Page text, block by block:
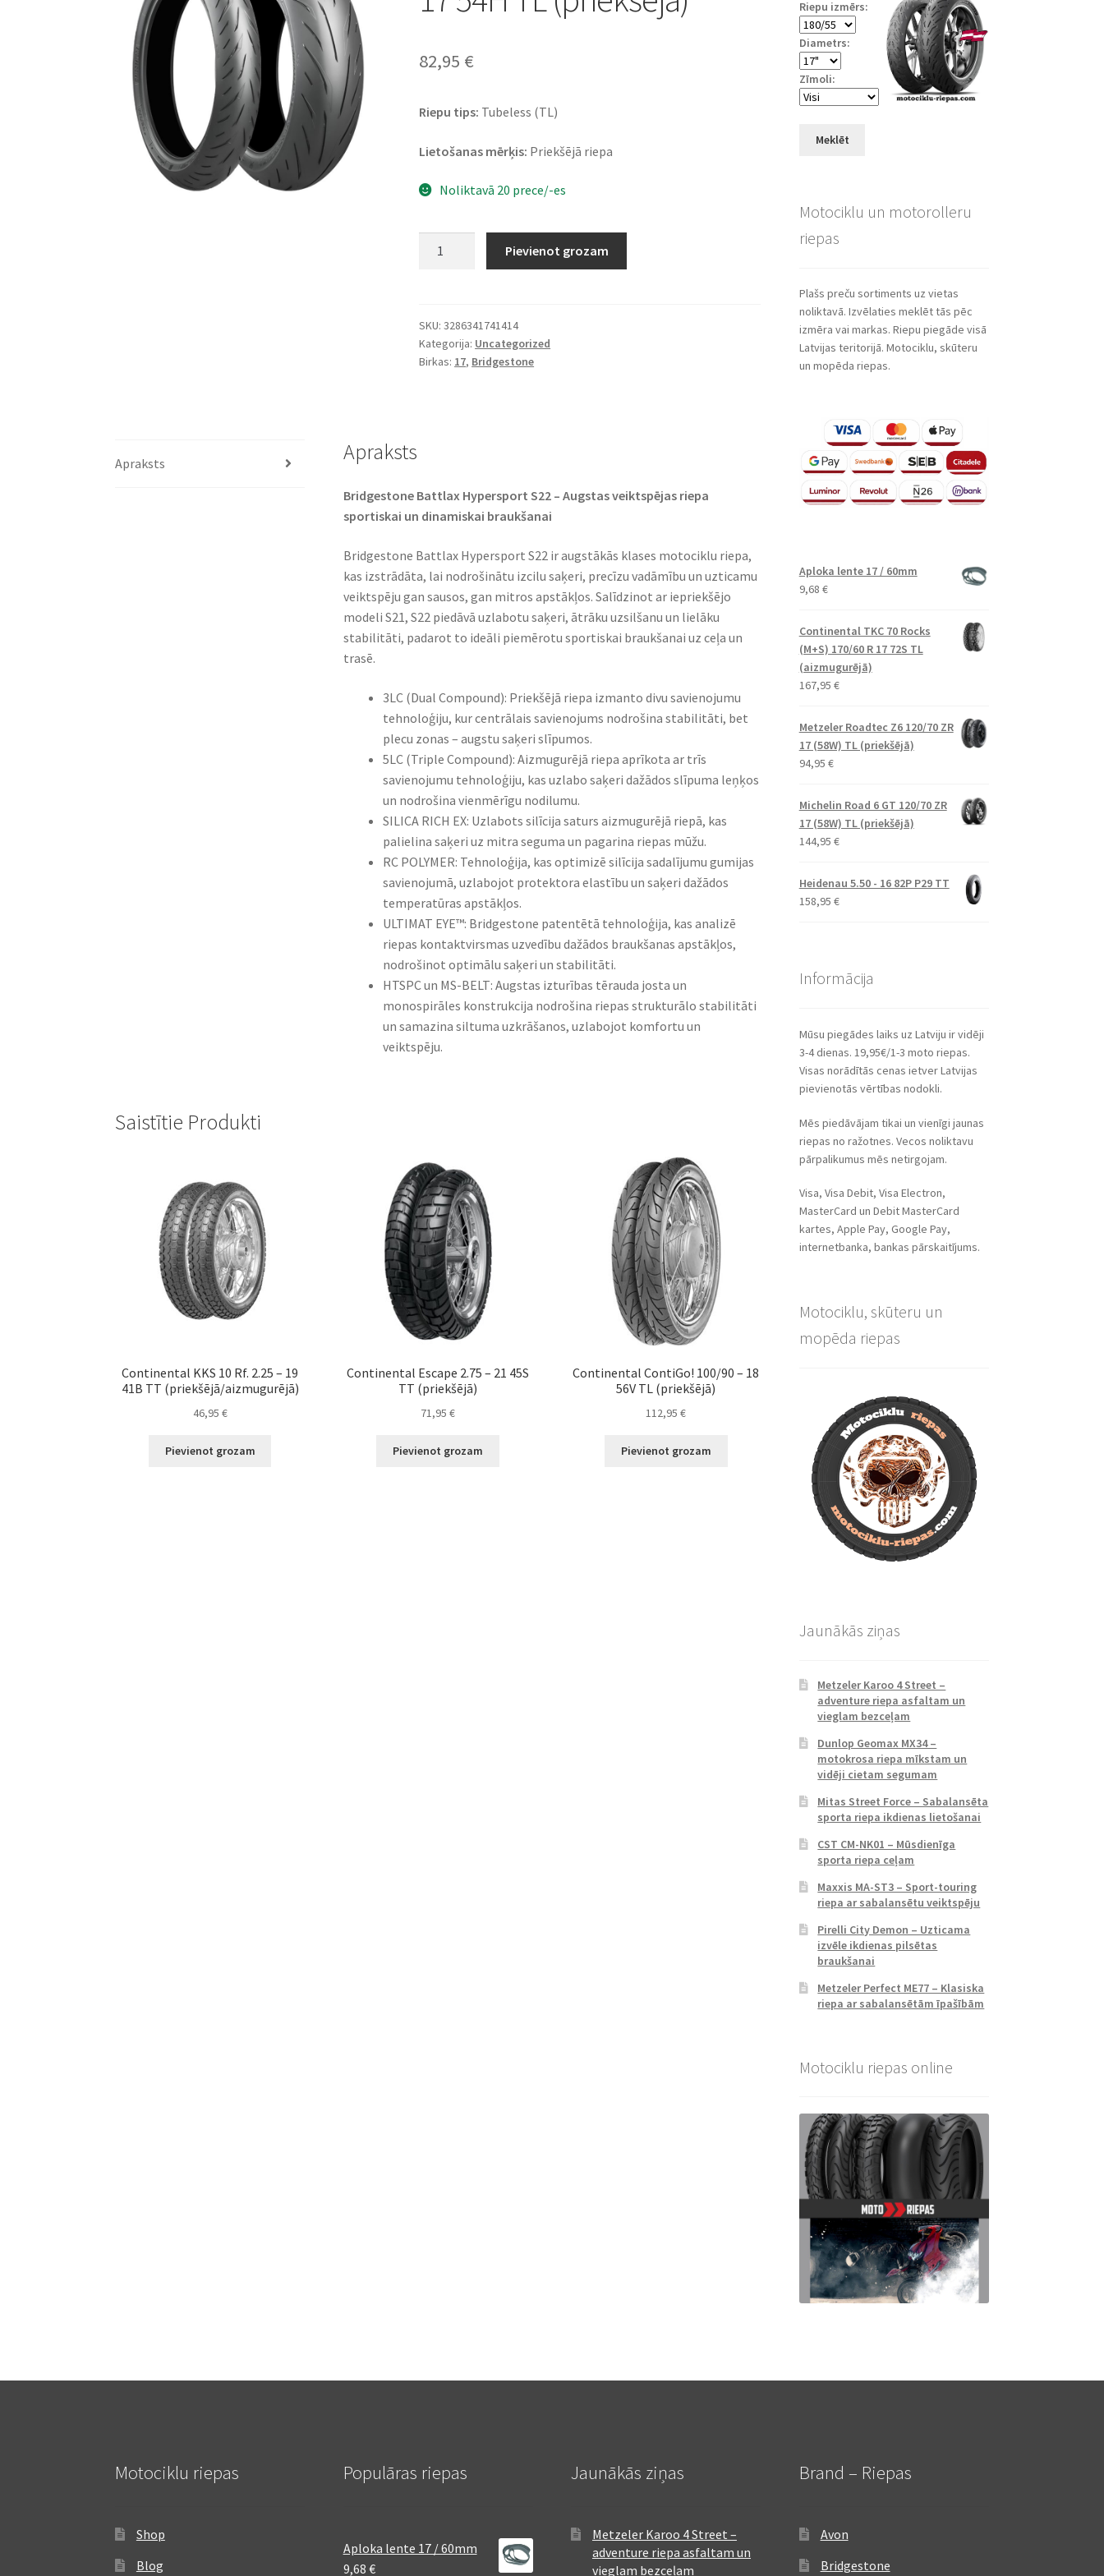
82,95 €
Riepu tips: Tubeless (TL)
Lietošanas mērķis: Priekšējā riepa
Noliktavā 20 prece/-es
R
17
54H
Pievienot grozam
SKU:3286341741414
Kategorija: Uncategorized
Birkas: 17, Bridgestone
Apraksts Apraksts
Bridgestone Battlax Hypersport S22 – Augstas veiktspējas riepa
sportiskai un dinamiskai braukšanai​
Bridgestone Battlax Hypersport S22 ir augstākās klases motociklu riepa,
kas izstrādāta, lai nodrošinātu izcilu saķeri, precīzu vadāmību un uzticamu
veiktspēju gan sausos, gan mitros apstākļos. Salīdzinot ar iepriekšējo
modeli S21, S22 piedāvā uzlabotu saķeri, ātrāku uzsilšanu un lielāku
stabilitāti, padarot to ideāli piemērotu sportiskai braukšanai uz ceļa un
trasē.​
3LC (Dual Compound): Priekšējā riepa izmanto divu savienojumu
tehnoloģiju, kur centrālais savienojums nodrošina stabilitāti, bet
plecu zonas – augstu saķeri slīpumos.​
5LC (Triple Compound): Aizmugurējā riepa aprīkota ar trīs
savienojumu tehnoloģiju, kas uzlabo saķeri dažādos slīpuma leņķos
un nodrošina vienmērīgu nodilumu.​
SILICA RICH EX: Uzlabots silīcija saturs aizmugurējā riepā, kas
palielina saķeri uz mitra seguma un pagarina riepas mūžu.​
RC POLYMER: Tehnoloģija, kas optimizē silīcija sadalījumu gumijas
savienojumā, uzlabojot protektora elastību un saķeri dažādos
temperatūras apstākļos.​
ULTIMAT EYE™: Bridgestone patentētā tehnoloģija, kas analizē
riepas kontaktvirsmas uzvedību dažādos braukšanas apstākļos,
nodrošinot optimālu saķeri un stabilitāti.​
HTSPC un MS-BELT: Augstas izturības tērauda josta un
monospirāles konstrukcija nodrošina riepas strukturālo stabilitāti
un samazina siltuma uzkrāšanos, uzlabojot komfortu un
veiktspēju.​
Saistītie Produkti
Continental KKS 10 Rf. 2.25 – 19
41B TT (priekšējā/aizmugurējā)
46,95 €
Pievienot grozam
Continental Escape 2.75 – 21 45S
TT (priekšējā)
71,95€
Pievienot grozam
Continental ContiGo! 100/90 – 18
56V TL (priekšējā)
112,95€
Pievienot grozam
Riepu izmērs:
Diametrs:
Zīmoli:
Meklēt
Motociklu un motorolleru
riepas
Plašs preču sortiments uz vietas
noliktavā. Izvēlaties meklēt tās pēc
izmēra vai markas. Riepu piegāde visā
Latvijas teritorijā. Motociklu, skūteru
un mopēda riepas.
Aploka lente 17 / 60mm
9,68 €
Continental TKC 70 Rocks
(M+S) 170/60 R 17 72S TL
(aizmugurējā)
167,95 €
Metzeler Roadtec Z6 120/70 ZR
17 (58W) TL (priekšējā)
94,95 €
Michelin Road 6 GT 120/70 ZR
17 (58W) TL (priekšējā)
144,95 €
Heidenau 5.50 - 16 82P P29 TT
158,95 €
Informācija
Mūsu piegādes laiks uz Latviju ir vidēji
3-4 dienas. 19,95€/1-3 moto riepas.
Visas norādītās cenas ietver Latvijas
pievienotās vērtības nodokli.
Mēs piedāvājam tikai un vienīgi jaunas
riepas no ražotnes. Vecos noliktavu
pārpalikumus mēs netirgojam.
Visa, Visa Debit, Visa Electron,
MasterCard un Debit MasterCard
kartes, Apple Pay, Google Pay,
internetbanka, bankas pārskaitījums.
Motociklu, skūteru un
mopēda riepas
Jaunākās ziņas
Metzeler Karoo 4 Street –
adventure riepa asfaltam un
vieglam bezceļam
Dunlop Geomax MX34 –
motokrosa riepa mīkstam un
vidēji cietam segumam
Mitas Street Force – Sabalansēta
sporta riepa ikdienas lietošanai
CST CM-NK01 – Mūsdienīga
sporta riepa ceļam
Maxxis MA-ST3 – Sport-touring
riepa ar sabalansētu veiktspēju
Pirelli City Demon – Uzticama
izvēle ikdienas pilsētas
braukšanai
Metzeler Perfect ME77 – Klasiska
riepa ar sabalansētām īpašībām
Motociklu riepas online
Motociklu riepas
Shop
Blog
Populāras riepas
Aploka lente 17 / 60mm
9,68 €
Jaunākās ziņas
Metzeler Karoo 4 Street –
adventure riepa asfaltam un
vieglam bezceļam
Brand – Riepas
Avon
Bridgestone